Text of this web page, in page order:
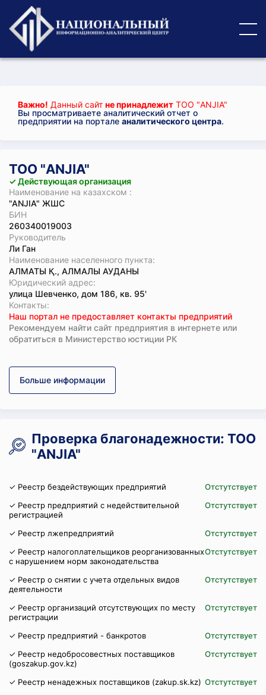
Важно! Данный сайт не принадлежит ТОО "ANJIA"
Вы просматриваете аналитический отчет о
предприятии на портале аналитического центра.
ТОО "ANJIA"
✓ Действующая организация
Наименование на казахском :
"ANJIA" ЖШС
БИН
260340019003
Руководитель
Ли Ган
Наименование населенного пункта:
АЛМАТЫ Қ., АЛМАЛЫ АУДАНЫ
Юридический адрес:
улица Шевченко, дом 186, кв. 95'
Koнтaкты:
Наш портал не предоставляет контакты предприятий
Рекомендуем найти сайт предприятия в интернете или
обратиться в Министерство юстиции РК
Больше информации
Проверка благонадежности: ТОО
"ANJIA"
✓ Реестр бездействующих предприятий
Отстутствует
✓ Реестр предприятий с недействительной
регистрацией
Отстутствует
✓ Реестр лжепредприятий
Отстутствует
✓ Реестр налогоплательщиков реорганизованных
с нарушением норм законодательства
Отстутствует
✓ Реестр о снятии с учета отдельных видов
деятельности
Отстутствует
✓ Реестр организаций отсутствующих по месту
регистрации
Отстутствует
✓ Реестр предприятий - банкротов
Отстутствует
✓ Реестр недобросовестных поставщиков
(goszakup.gov.kz)
Отстутствует
✓ Реестр ненадежных поставщиков (zakup.sk.kz) Отстутствует